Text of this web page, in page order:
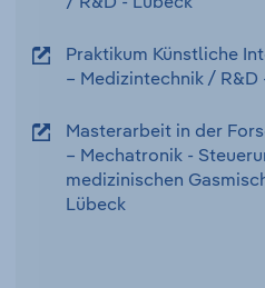
Praktikum Künstliche
– Medizintechnik / R&D
Masterarbeit in der
– Mechatronik -
medizinischen
Lübeck